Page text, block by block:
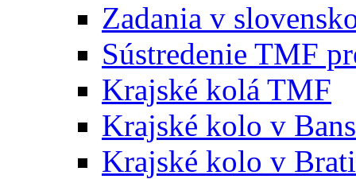
Zadania v
Sústredenie TMF
Krajské kolá TMF
Krajské kolo v
Krajské kolo v